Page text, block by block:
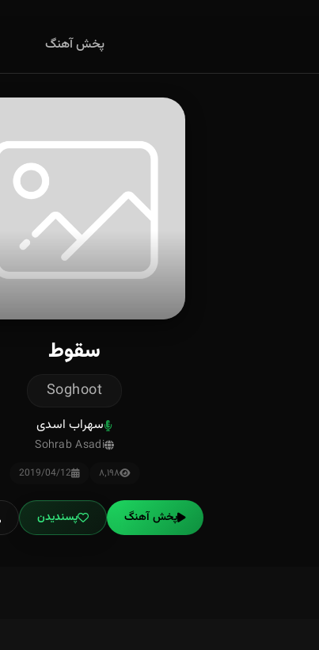
پخش آهنگ
سقوط
Soghoot
سهراب اسدی
Sohrab Asadi
۸٬۱۹۸ 2019/04/12
پخش آهنگ پسندیدن